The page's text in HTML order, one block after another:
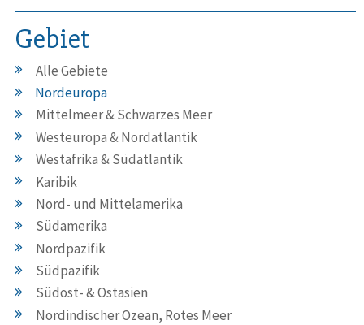
Gebiet
Alle Gebiete
Nordeuropa
Mittelmeer & Schwarzes Meer
Westeuropa & Nordatlantik
Westafrika & Südatlantik
Karibik
Nord- und Mittelamerika
Südamerika
Nordpazifik
Südpazifik
Südost- & Ostasien
Nordindischer Ozean, Rotes Meer